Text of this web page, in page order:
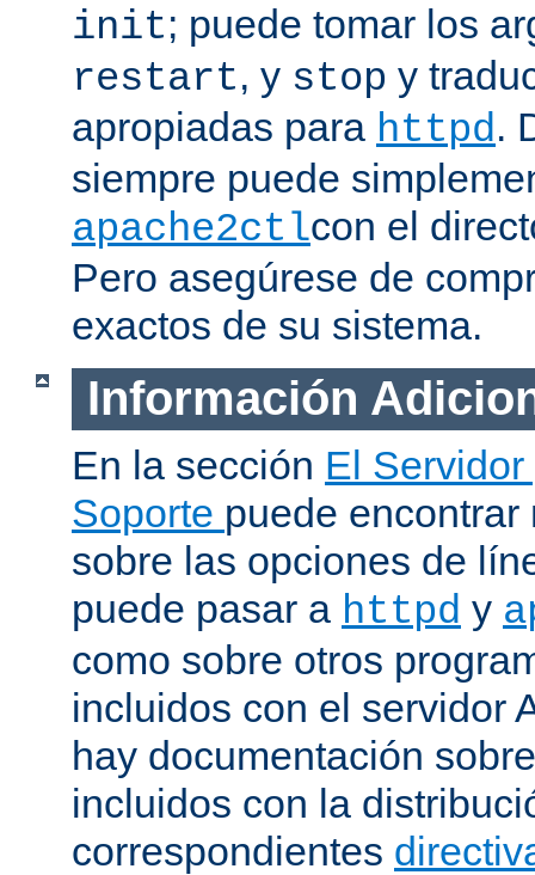
init; puede tomar los
restart, y stop y
apropiadas para httpd.
siempre puede
apache2ctlcon el
Pero asegúrese de
exactos de su sistema.
Información
En la sección El
Soporte puede
sobre las opciones de
puede pasar a httpd y
como sobre otros
incluidos con el servidor
hay documentación
incluidos con la
correspondientes